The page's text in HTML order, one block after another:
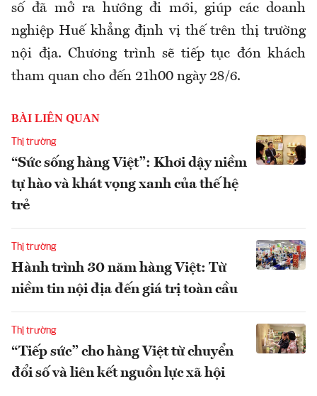
số đã mở ra hướng đi mới, giúp các doanh
nghiệp Huế khẳng định vị thế trên thị trường
nội địa. Chương trình sẽ tiếp tục đón khách
tham quan cho đến 21h00 ngày 28/6.
BÀI LIÊN QUAN
Thị trường
“Sức sống hàng Việt”: Khơi dậy niềm
tự hào và khát vọng xanh của thế hệ
trẻ
Thị trường
Hành trình 30 năm hàng Việt: Từ
niềm tin nội địa đến giá trị toàn cầu
Thị trường
“Tiếp sức” cho hàng Việt từ chuyển
đổi số và liên kết nguồn lực xã hội